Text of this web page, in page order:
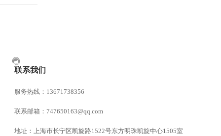
联系我们
服务热线：13671738356
联系邮箱：747650163@qq.com
地址：上海市长宁区凯旋路1522号东方明珠凯旋中心1505室